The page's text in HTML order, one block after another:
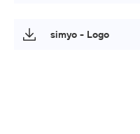
simyo - Logo